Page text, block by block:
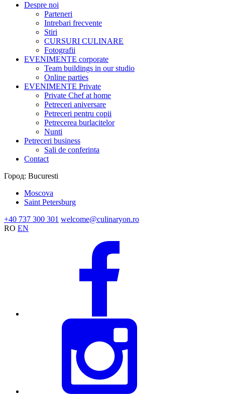
Despre noi
Parteneri
Intrebari frecvente
Stiri
CURSURI CULINARE
Fotografii
EVENIMENTE corporate
Team buildings in our studio
Online parties
EVENIMENTE Private
Private Chef at home
Petreceri aniversare
Petreceri pentru copii
Petrecerea burlacitelor
Nunti
Petreceri business
Sali de conferinta
Contact
Город: Bucuresti
Moscova
Saint Petersburg
+40 737 300 301 welcome@culinaryon.ro
RO EN